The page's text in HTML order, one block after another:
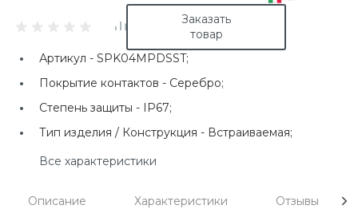
Заказать
товар
Артикул - SPK04MPDSST;
Покрытие контактов - Серебро;
Степень защиты - IP67;
Тип изделия / Конструкция - Встраиваемая;
Все характеристики
Описание Характеристики Отзывы